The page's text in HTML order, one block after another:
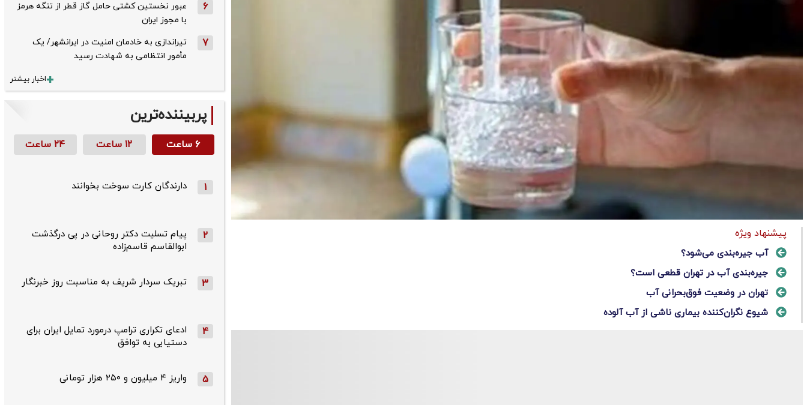
پیشنهاد ویژه
آب جیره‌بندی می‌شود؟
جیره‌بندی آب در تهران قطعی است؟
تهران در وضعیت فوق‌بحرانی آب
شیوع نگران‌کننده بیماری ناشی از آب آلوده
6
عبور نخستین کشتی حامل گاز قطر از تنگه هرمز
با مجوز ایران
7
تیراندازی به خادمان امنیت در ایرانشهر/ یک
مأمور انتظامی به شهادت رسید
اخبار بیشتر
پربیننده‌ترین
۶ ساعت ۱۲ ساعت ۲۴ ساعت
1 دارندگان کارت سوخت بخوانند
2
پیام تسلیت دکتر روحانی در پی درگذشت
ابوالقاسم قاسم‌زاده
3 تبریک سردار شریف به مناسبت روز خبرنگار
4
ادعای تکراری ترامپ درمورد تمایل ایران برای
دستیابی به توافق
5 واریز ۴ میلیون و ۲۵۰ هزار تومانی